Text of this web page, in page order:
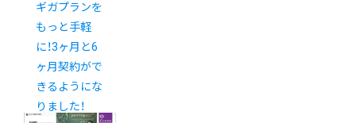
ギガプランを
もっと手軽
に！3ヶ月と6
ヶ月契約がで
きるようにな
りました！